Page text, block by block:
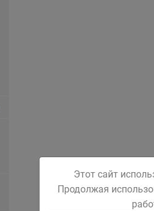
Этот сайт
Продолжая